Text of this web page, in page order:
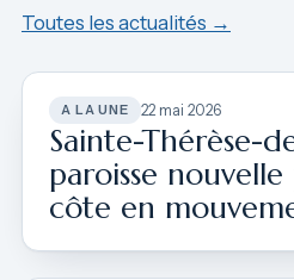
Toutes les actualités →
A LA UNE 22 mai 2026
Sainte-Thérèse-
paroisse
côte en